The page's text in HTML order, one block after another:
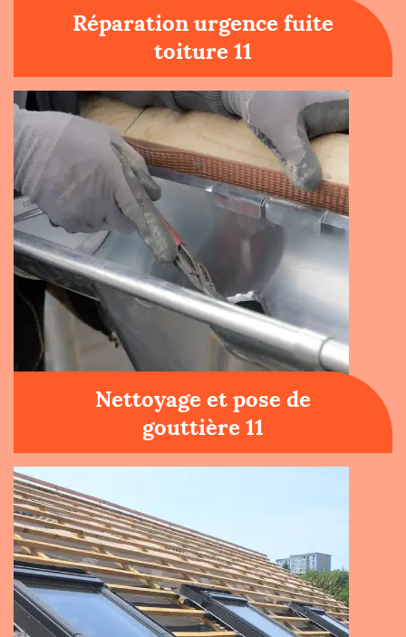
Réparation urgence fuite
toiture 11
Nettoyage et pose de
gouttière 11